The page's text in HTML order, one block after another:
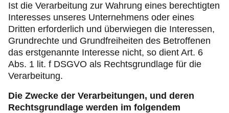
Ist die Verarbeitung zur Wahrung eines berechtigten
Interesses unseres Unternehmens oder eines
Dritten erforderlich und überwiegen die Interessen,
Grundrechte und Grundfreiheiten des Betroffenen
das erstgenannte Interesse nicht, so dient Art. 6
Abs. 1 lit. f DSGVO als Rechtsgrundlage für die
Verarbeitung.
Die Zwecke der Verarbeitungen, und deren
Rechtsgrundlage werden im folgendem